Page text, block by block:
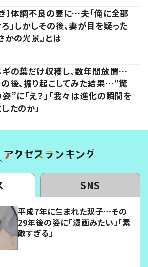
】体調不良の妻に…夫「俺に全部
」しかしその後、妻が目を疑った
かの光景』とは
の葉だけ収穫し、数年間放置…
後、掘り起こしてみた結果…“驚
”に「え？」「我々は進化の瞬間を
たのか」
SNS
平成7年に生まれた双子…その
29年後の姿に「漫画みたい」「素
敵すぎる」